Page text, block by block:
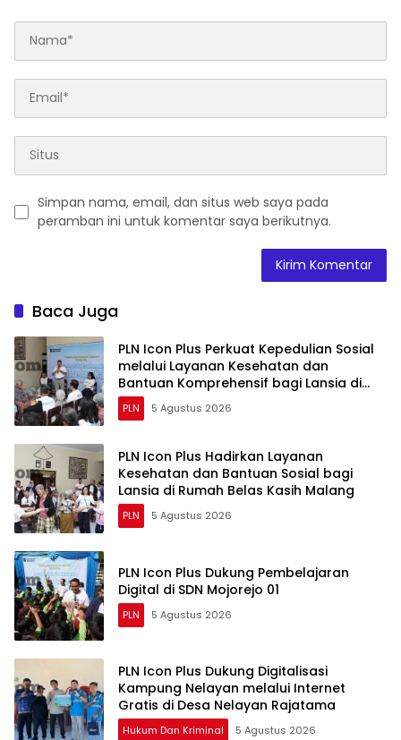
Simpan nama, email, dan situs web saya pada
peramban ini untuk komentar saya berikutnya.
Baca Juga
PLN Icon Plus Perkuat Kepedulian Sosial
melalui Layanan Kesehatan dan
Bantuan Komprehensif bagi Lansia di
Malang
PLN 5 Agustus 2026
PLN Icon Plus Hadirkan Layanan
Kesehatan dan Bantuan Sosial bagi
Lansia di Rumah Belas Kasih Malang
PLN 5 Agustus 2026
PLN Icon Plus Dukung Pembelajaran
Digital di SDN Mojorejo 01
PLN 5 Agustus 2026
PLN Icon Plus Dukung Digitalisasi
Kampung Nelayan melalui Internet
Gratis di Desa Nelayan Rajatama
Hukum Dan Kriminal 5 Agustus 2026